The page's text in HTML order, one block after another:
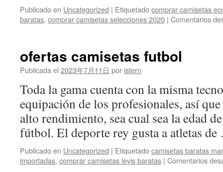
Publicado en Uncategorized | Etiquetadocomprar camisetas
baratas, comprar camisetas selecciones 2020 | Comentarios
ofertas camisetas futbol
Publicada el 2023年7月11日 por istern
Toda la gama cuenta con la misma
equipación de los profesionales, así
alto rendimiento, sea cual sea la edad
fútbol. El deporte rey gusta a atletas
Publicado en Uncategorized | Etiquetadocamisetas baratas
importadas, comprar camisetas levis baratas | Comentarios